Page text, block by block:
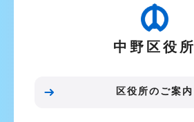
中野区役所
区役所のご案内